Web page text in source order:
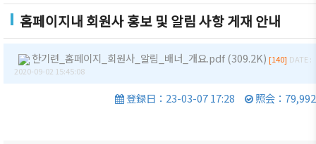
ご挨拶
設立目
的/沿革
会員加
入
会員権
·特典
分科委
員会
クラブ
会）
ベント
貿易通
商情報
ー
홈페이지내 회원사 홍보 및 알림 사항 게재 안내
한기련_홈페이지_회원사_알림_배너_개요.pdf (309.2K) [140] DATE :
2020-09-02 15:45:08
登録日：23-03-07 17:28 照会：79,992